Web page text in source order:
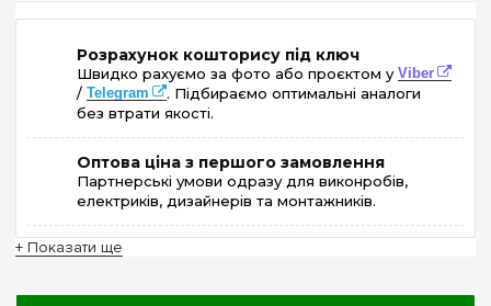
Розрахунок кошторису під ключ
Швидко рахуємо за фото або проєктом у Viber
/ Telegram
. Підбираємо оптимальні аналоги
без втрати якості.
Оптова ціна з першого замовлення
Партнерські умови одразу для виконробів,
електриків, дизайнерів та монтажників.
+ Показати ще